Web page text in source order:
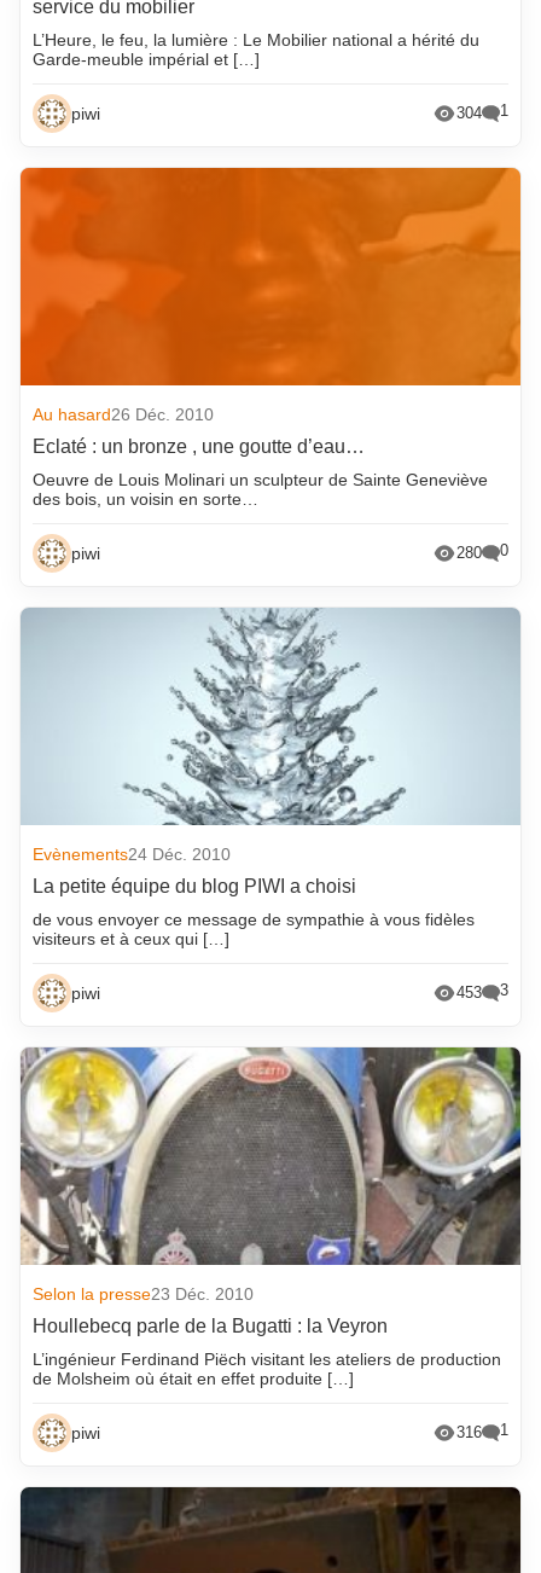
service du mobilier
L’Heure, le feu, la lumière : Le Mobilier national a hérité du
Garde-meuble impérial et […]
piwi 304 1
Au hasard26 Déc. 2010
Eclaté : un bronze , une goutte d’eau…
Oeuvre de Louis Molinari un sculpteur de Sainte Geneviève
des bois, un voisin en sorte…
piwi 280 0
Evènements24 Déc. 2010
La petite équipe du blog PIWI a choisi
de vous envoyer ce message de sympathie à vous fidèles
visiteurs et à ceux qui […]
piwi 453 3
Selon la presse23 Déc. 2010
Houllebecq parle de la Bugatti : la Veyron
L’ingénieur Ferdinand Piëch visitant les ateliers de production
de Molsheim où était en effet produite […]
piwi 316 1